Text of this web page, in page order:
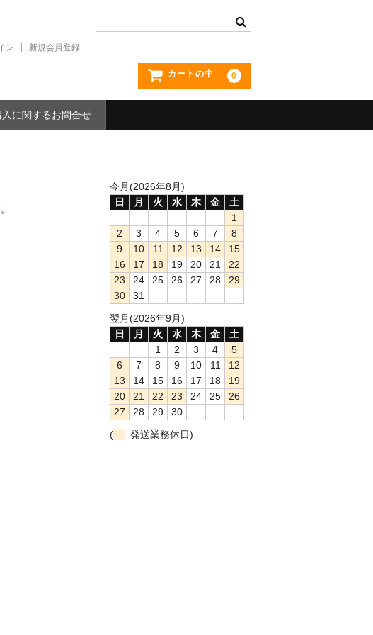
ン 新規会員登録
カートの中 0
に関するお問合せ
今月(2026年8月)
日
月 火 水 木 金
土
1
2
3 4 5 6 7
8
9
10 11 12 13 14
15
16
17 18 19 20 21
22
23
24 25 26 27 28
29
30
31
翌月(2026年9月)
日
月 火 水 木 金
土
1
2 3 4
5
6
7 8 9 10 11
12
13
14 15 16 17 18
19
20
21 22 23 24 25
26
27
28 29
30
(
発送業務休日)